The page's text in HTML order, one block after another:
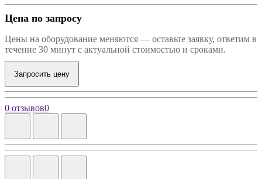
Цена по запросу
Цены на оборудование меняются — оставьте заявку, ответим в
течение 30 минут с актуальной стоимостью и сроками.
Запросить цену
0 отзывов0